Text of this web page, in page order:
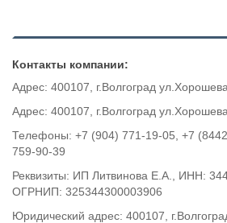
Контакты компании:
Адрес: 400107, г.Волгоград
Адрес: 400107, г.Волгоград
Телефоны: +7 (904) 771-19-05, +7
759-90-39
Реквизиты: ИП Литвинова Е.А., ИНН:
ОГРНИП: 325344300003906
Юридический адрес: 400107,